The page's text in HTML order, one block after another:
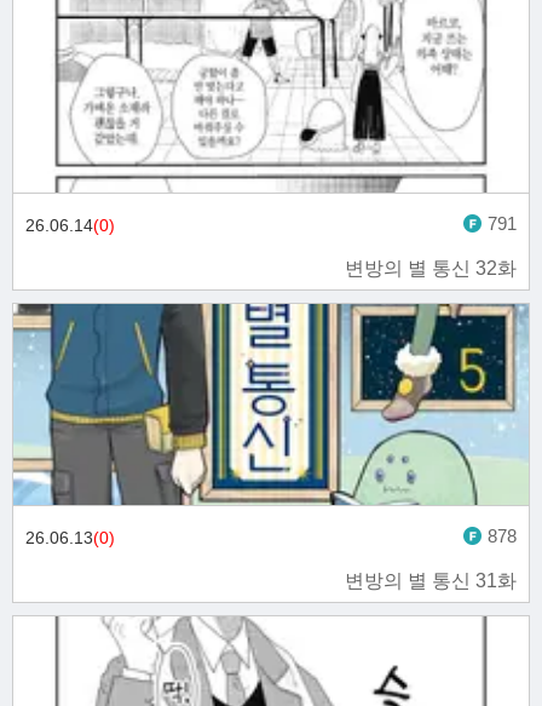
변방의 별 통신 32화
26.06.14(0) 791
변방의 별 통신 31화
26.06.13(0) 878